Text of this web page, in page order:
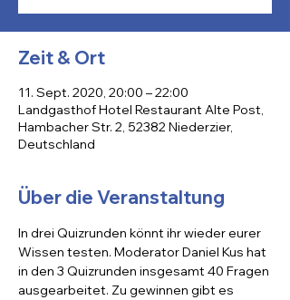
Zeit & Ort
11. Sept. 2020, 20:00 – 22:00
Landgasthof Hotel Restaurant Alte Post,
Hambacher Str. 2, 52382 Niederzier,
Deutschland
Über die Veranstaltung
In drei Quizrunden könnt ihr wieder eurer
Wissen testen. Moderator Daniel Kus hat
in den 3 Quizrunden insgesamt 40 Fragen
ausgearbeitet. Zu gewinnen gibt es